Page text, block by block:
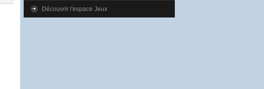
Découvrir l'espace Jeux